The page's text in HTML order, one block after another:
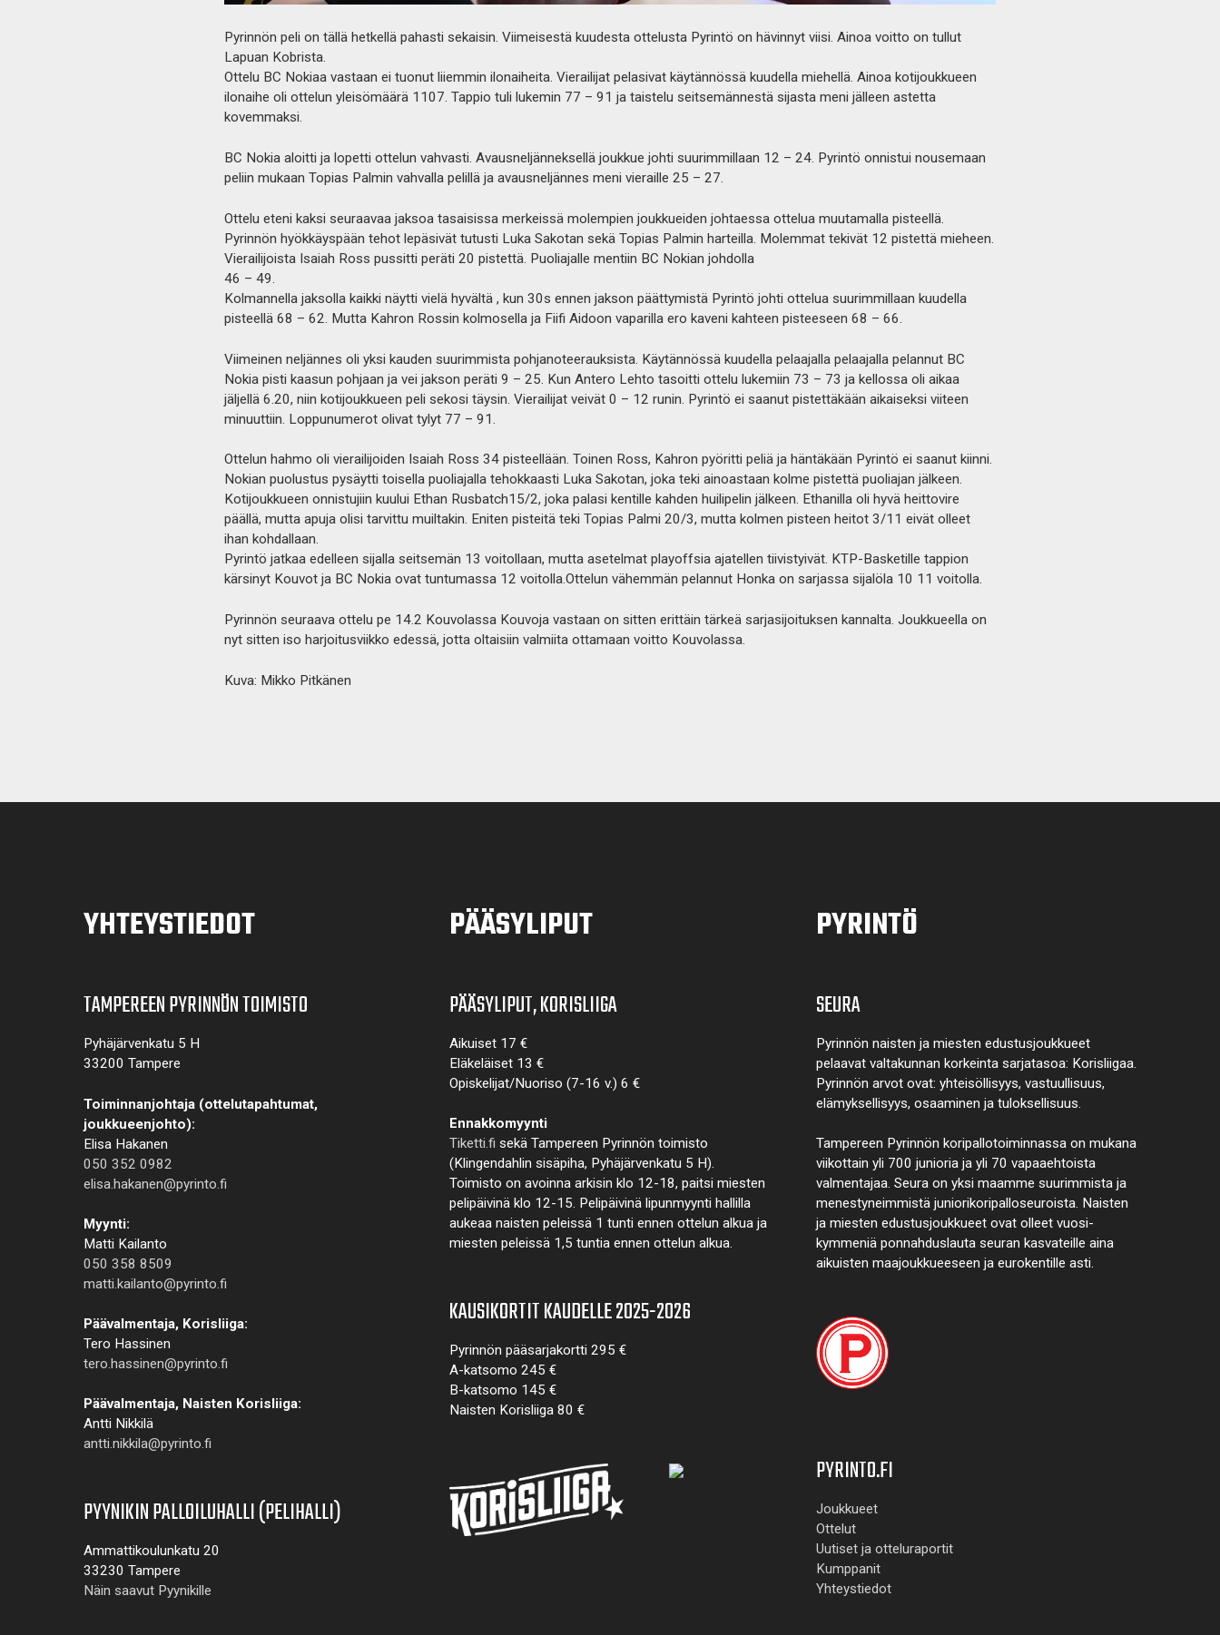
Pyrinnön peli on tällä hetkellä pahasti sekaisin. Viimeisestä kuudesta ottelusta Pyrintö on hävinnyt viisi. Ainoa voitto on tullut
Lapuan Kobrista.
Ottelu BC Nokiaa vastaan ei tuonut liiemmin ilonaiheita. Vierailijat pelasivat käytännössä kuudella miehellä. Ainoa kotijoukkueen
ilonaihe oli ottelun yleisömäärä 1107. Tappio tuli lukemin 77 – 91 ja taistelu seitsemännestä sijasta meni jälleen astetta
kovemmaksi.
BC Nokia aloitti ja lopetti ottelun vahvasti. Avausneljänneksellä joukkue johti suurimmillaan 12 – 24. Pyrintö onnistui nousemaan
peliin mukaan Topias Palmin vahvalla pelillä ja avausneljännes meni vieraille 25 – 27.
Ottelu eteni kaksi seuraavaa jaksoa tasaisissa merkeissä molempien joukkueiden johtaessa ottelua muutamalla pisteellä.
Pyrinnön hyökkäyspään tehot lepäsivät tutusti Luka Sakotan sekä Topias Palmin harteilla. Molemmat tekivät 12 pistettä mieheen.
Vierailijoista Isaiah Ross pussitti peräti 20 pistettä. Puoliajalle mentiin BC Nokian johdolla
46 – 49.
Kolmannella jaksolla kaikki näytti vielä hyvältä , kun 30s ennen jakson päättymistä Pyrintö johti ottelua suurimmillaan kuudella
pisteellä 68 – 62. Mutta Kahron Rossin kolmosella ja Fiifi Aidoon vaparilla ero kaveni kahteen pisteeseen 68 – 66.
Viimeinen neljännes oli yksi kauden suurimmista pohjanoteerauksista. Käytännössä kuudella pelaajalla pelaajalla pelannut BC
Nokia pisti kaasun pohjaan ja vei jakson peräti 9 – 25. Kun Antero Lehto tasoitti ottelu lukemiin 73 – 73 ja kellossa oli aikaa
jäljellä 6.20, niin kotijoukkueen peli sekosi täysin. Vierailijat veivät 0 – 12 runin. Pyrintö ei saanut pistettäkään aikaiseksi viiteen
minuuttiin. Loppunumerot olivat tylyt 77 – 91.
Ottelun hahmo oli vierailijoiden Isaiah Ross 34 pisteellään. Toinen Ross, Kahron pyöritti peliä ja häntäkään Pyrintö ei saanut kiinni.
Nokian puolustus pysäytti toisella puoliajalla tehokkaasti Luka Sakotan, joka teki ainoastaan kolme pistettä puoliajan jälkeen.
Kotijoukkueen onnistujiin kuului Ethan Rusbatch15/2, joka palasi kentille kahden huilipelin jälkeen. Ethanilla oli hyvä heittovire
päällä, mutta apuja olisi tarvittu muiltakin. Eniten pisteitä teki Topias Palmi 20/3, mutta kolmen pisteen heitot 3/11 eivät olleet
ihan kohdallaan.
Pyrintö jatkaa edelleen sijalla seitsemän 13 voitollaan, mutta asetelmat playoffsia ajatellen tiivistyivät. KTP-Basketille tappion
kärsinyt Kouvot ja BC Nokia ovat tuntumassa 12 voitolla.Ottelun vähemmän pelannut Honka on sarjassa sijalöla 10 11 voitolla.
Pyrinnön seuraava ottelu pe 14.2 Kouvolassa Kouvoja vastaan on sitten erittäin tärkeä sarjasijoituksen kannalta. Joukkueella on
nyt sitten iso harjoitusviikko edessä, jotta oltaisiin valmiita ottamaan voitto Kouvolassa.
Kuva: Mikko Pitkänen
YHTEYSTIEDOT
TAMPEREEN PYRINNÖN TOIMISTO
Pyhäjärvenkatu 5 H
33200 Tampere
Toiminnanjohtaja (ottelutapahtumat,
joukkueenjohto):
Elisa Hakanen
050 352 0982
elisa.hakanen@pyrinto.fi
Myynti:
Matti Kailanto
050 358 8509
matti.kailanto@pyrinto.fi
Päävalmentaja, Korisliiga:
Tero Hassinen
tero.hassinen@pyrinto.fi
Päävalmentaja, Naisten Korisliiga:
Antti Nikkilä
antti.nikkila@pyrinto.fi
PYYNIKIN PALLOILUHALLI (PELIHALLI)
Ammattikoulunkatu 20
33230 Tampere
Näin saavut Pyynikille
PÄÄSYLIPUT
PÄÄSYLIPUT, KORISLIIGA
Aikuiset 17 €
Eläkeläiset 13 €
Opiskelijat/Nuoriso (7-16 v.) 6 €
Ennakkomyynti
Tiketti.fi sekä Tampereen Pyrinnön toimisto
(Klingendahlin sisäpiha, Pyhäjärvenkatu 5 H).
Toimisto on avoinna arkisin klo 12-18, paitsi miesten
pelipäivinä klo 12-15. Pelipäivinä lipunmyynti hallilla
aukeaa naisten peleissä 1 tunti ennen ottelun alkua ja
miesten peleissä 1,5 tuntia ennen ottelun alkua.
KAUSIKORTIT KAUDELLE 2025-2026
Pyrinnön pääsarjakortti 295 €
A-katsomo 245 €
B-katsomo 145 €
Naisten Korisliiga 80 €
PYRINTÖ
SEURA
Pyrinnön naisten ja miesten edustusjoukkueet
pelaavat valtakunnan korkeinta sarjatasoa: Korisliigaa.
Pyrinnön arvot ovat: yhteisöl­lisyys, vastuul­lisuus,
elämyk­sellisyys, osaaminen ja tulok­sellisuus.
Tampereen Pyrinnön kori­pallo­toimin­nassa on mukana
viikottain yli 700 junioria ja yli 70 vapaa­ehtoista
valmen­tajaa. Seura on yksi maamme suurim­mista ja
menes­tyneim­mistä juni­ori­kori­pallo­seuroista. Naisten
ja miesten edustus­joukkueet ovat olleet vuosi­
kymmeniä ponnahdus­lauta seuran kasvateille aina
aikuisten maa­joukkueeseen ja euro­kentille asti.
PYRINTO.FI
Joukkueet
Ottelut
Uutiset ja otteluraportit
Kumppanit
Yhteystiedot